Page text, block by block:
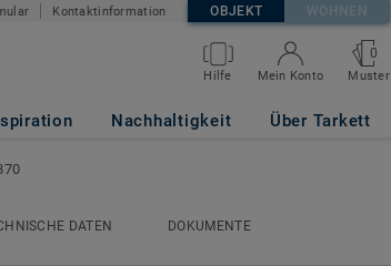
Kontaktinformation OBJEKT WOHNEN
Hilfe Mein Konto
0
Muster
Nachhaltigkeit Über Tarkett
DATEN
DOKUMENTE